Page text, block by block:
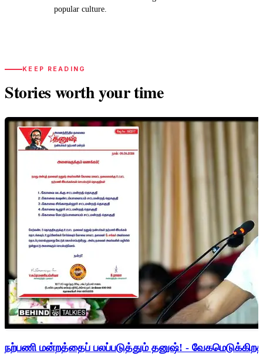
popular culture.
KEEP READING
Stories worth your time
நற்பணி மன்றத்தைப் பலப்படுத்தும் தனுஷ்! -